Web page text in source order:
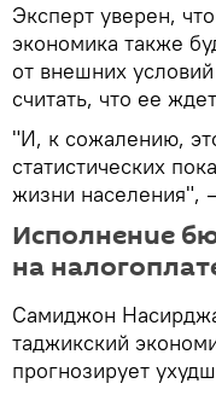
Эксперт уверен,
экономика также
от внешних
считать, что ее
"И, к сожалению,
статистических
жизни населения",
Исполнение
на
Самиджон
таджикский
прогнозирует